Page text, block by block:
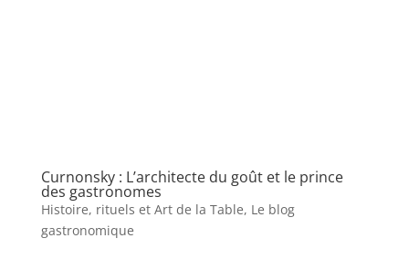
Curnonsky : L’architecte du goût et le prince
des gastronomes
Histoire, rituels et Art de la Table, Le blog
gastronomique